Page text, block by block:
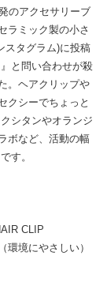
のアクセサリーブ
ラミック製の小さ
スタグラム)に投稿
と問い合わせが殺
。ヘアクリップや
クシーでちょっと
シタンやオランジ
ボなど、活動の幅
す。
CLIP
境にやさしい）